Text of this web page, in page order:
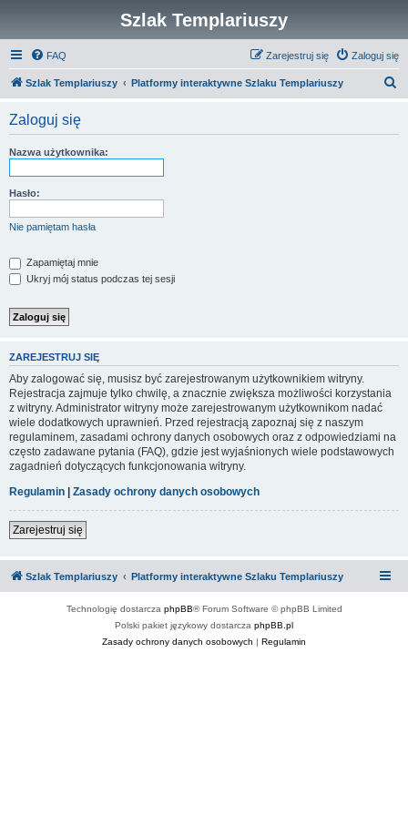
Szlak Templariuszy
FAQ Zaloguj się
Zarejestruj się
Szlak Templariuszy Platformy interaktywne Szlaku Templariuszy
Zaloguj się
Nazwa użytkownika:
Hasło:
Nie pamiętam hasła
Zapamiętaj mnie
Ukryj mój status podczas tej sesji
ZAREJESTRUJ SIĘ
Aby zalogować się, musisz być zarejestrowanym użytkownikiem witryny.
Rejestracja zajmuje tylko chwilę, a znacznie zwiększa możliwości korzystania
z witryny. Administrator witryny może zarejestrowanym użytkownikom nadać
wiele dodatkowych uprawnień. Przed rejestracją zapoznaj się z naszym
regulaminem, zasadami ochrony danych osobowych oraz z odpowiedziami na
często zadawane pytania (FAQ), gdzie jest wyjaśnionych wiele podstawowych
zagadnień dotyczących funkcjonowania witryny.
Regulamin | Zasady ochrony danych osobowych
Zarejestruj się
Szlak Templariuszy Platformy interaktywne Szlaku Templariuszy
Technologię dostarcza phpBB® Forum Software © phpBB Limited
Polski pakiet językowy dostarcza phpBB.pl
Zasady ochrony danych osobowych | Regulamin